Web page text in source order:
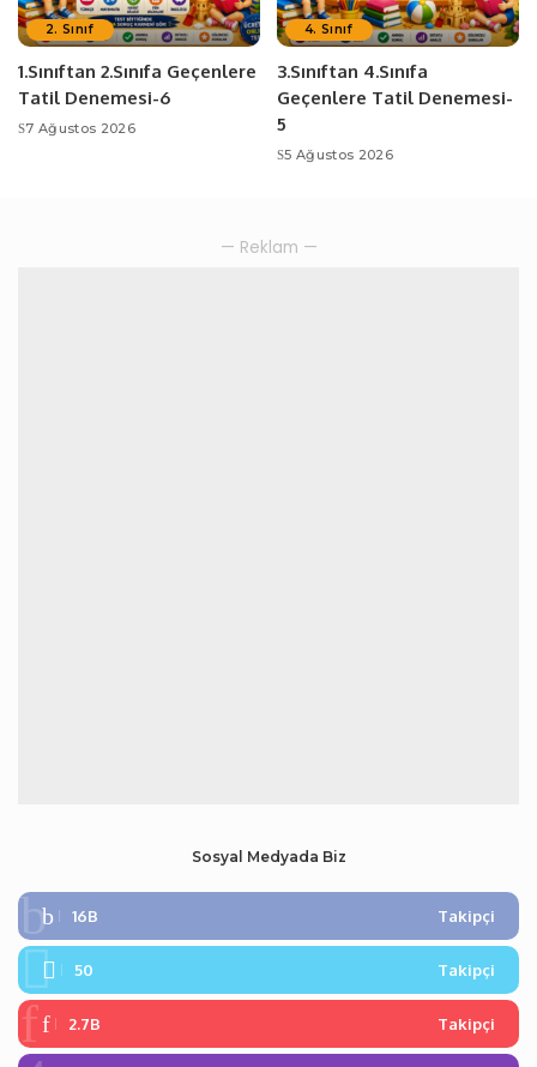
2. Sınıf
1.Sınıftan 2.Sınıfa Geçenlere
Tatil Denemesi-6
7 Ağustos 2026
4. Sınıf
3.Sınıftan 4.Sınıfa
Geçenlere Tatil Denemesi-
5
5 Ağustos 2026
— Reklam —
Sosyal Medyada Biz
16B Takipçi
50 Takipçi
2.7B Takipçi